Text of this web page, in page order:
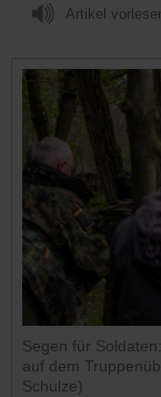
Artikel
Segen für
auf dem
Schulze)